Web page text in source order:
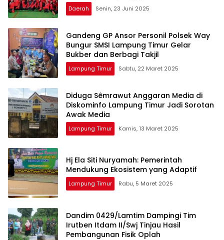
Daerah Senin, 23 Juni 2025
Gandeng GP Ansor Personil Polsek Way
Bungur SMSI Lampung Timur Gelar
Bukber dan Berbagi Takjil
Lampung Timur Sabtu, 22 Maret 2025
Diduga Sêmrawut Anggaran Media di
Diskominfo Lampung Timur Jadi Sorotan
Awak Media
Lampung Timur Kamis, 13 Maret 2025
Hj Ela Siti Nuryamah: Pemerintah
Mendukung Ekosistem yang Adaptif
Lampung Timur Rabu, 5 Maret 2025
Dandim 0429/Lamtim Dampingi Tim
Irutben Itdam II/Swj Tinjau Hasil
Pembangunan Fisik Oplah